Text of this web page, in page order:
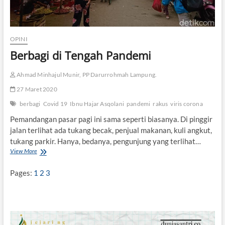
OPINI
Berbagi di Tengah Pandemi
Ahmad Minhajul Munir, PP Darurrohmah Lampung.
27 Maret 2020
berbagi Covid 19 Ibnu Hajar Asqolani pandemi rakus viris corona
Pemandangan pasar pagi ini sama seperti biasanya. Di pinggir
jalan terlihat ada tukang becak, penjual makanan, kuli angkut,
tukang parkir. Hanya, bedanya, pengunjung yang terlihat…
View MoreB
b
i
Pages: 1 2 3